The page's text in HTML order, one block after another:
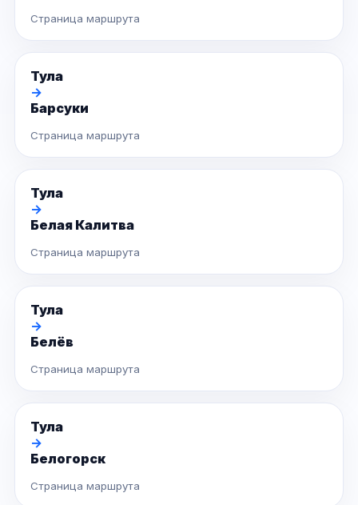
Страница маршрута
Тула
→
Барсуки
Страница маршрута
Тула
→
Белая Калитва
Страница маршрута
Тула
→
Белёв
Страница маршрута
Тула
→
Белогорск
Страница маршрута